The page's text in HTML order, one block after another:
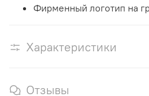
Фирменный логотип на
Характеристики
Отзывы